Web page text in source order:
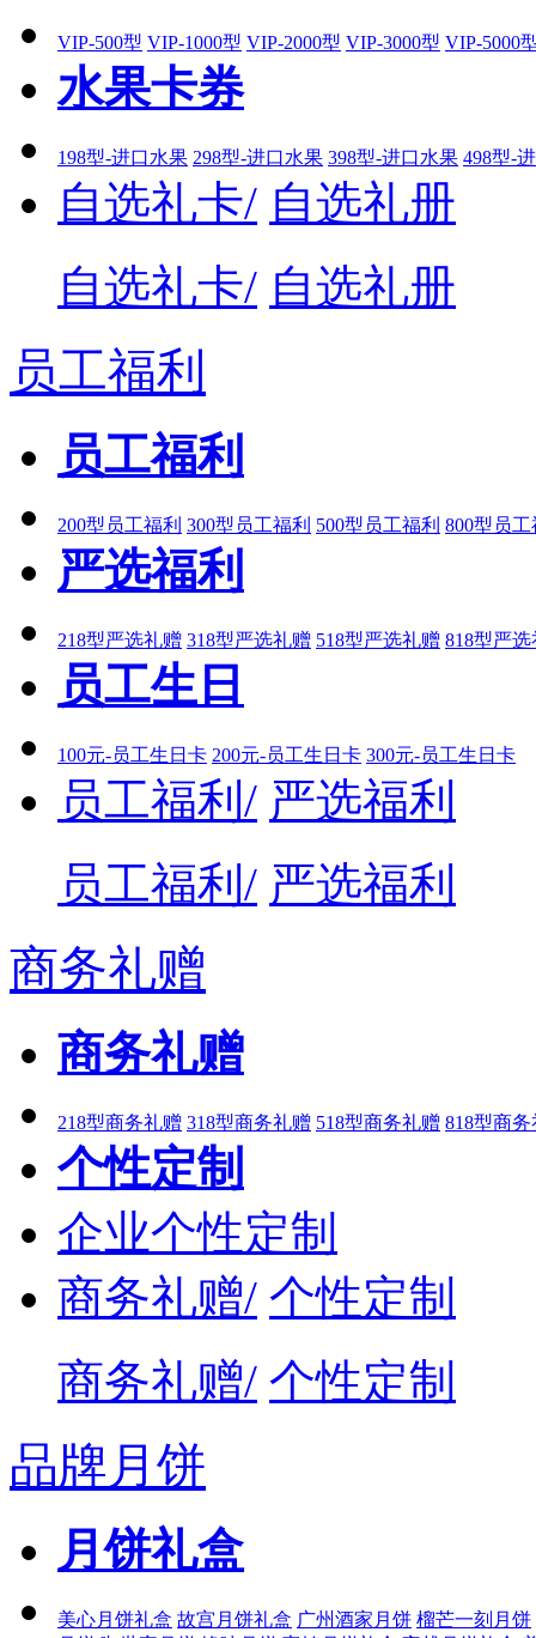
VIP-500型 VIP-1000型 VIP-2000型 VIP-3000型 VIP-5000
水果卡券
198型-进口水果 298型-进口水果 398型-进口水果 498型-
自选礼卡/ 自选礼册
自选礼卡/ 自选礼册
员工福利
员工福利
200型员工福利 300型员工福利 500型员工福利 800型员工
严选福利
218型严选礼赠 318型严选礼赠 518型严选礼赠 818型严选
员工生日
100元-员工生日卡 200元-员工生日卡 300元-员工生日卡
员工福利/ 严选福利
员工福利/ 严选福利
商务礼赠
商务礼赠
218型商务礼赠 318型商务礼赠 518型商务礼赠 818型商务
个性定制
企业个性定制
商务礼赠/ 个性定制
商务礼赠/ 个性定制
品牌月饼
月饼礼盒
美心月饼礼盒 故宫月饼礼盒 广州酒家月饼 榴芒一刻月饼